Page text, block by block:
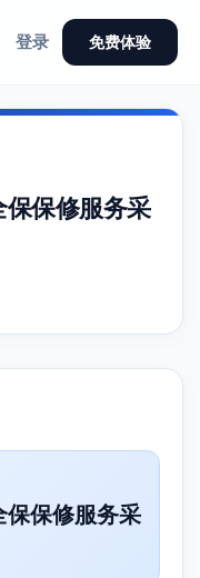
登录 免费体验
保修服务采
保修服务采